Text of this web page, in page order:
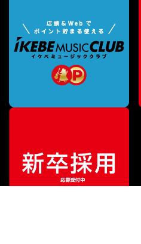
販売価格¥2,200（税込）